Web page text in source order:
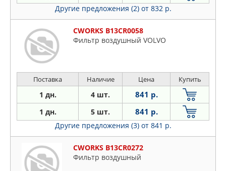
Другие предложения (2) от 832 р.
CWORKS B13CR0058
Фильтр воздушный VOLVO
Поставка Наличие Цена Купить
1 дн. 4 шт. 841 р.
1 дн. 5 шт. 841 р.
Другие предложения (3) от 841 р.
CWORKS B13CR0272
Фильтр воздушный